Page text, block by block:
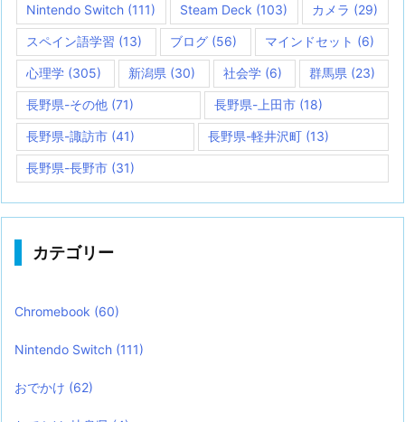
Nintendo Switch (111) Steam Deck (103) カメラ (29)
スペイン語学習 (13) ブログ (56) マインドセット (6)
心理学 (305) 新潟県 (30) 社会学(6) 群馬県 (23)
長野県-その他 (71) 長野県-上田市(18)
長野県-諏訪市 (41) 長野県-軽井沢町 (13)
長野県-長野市 (31)
カテゴリー
Chromebook (60)
Nintendo Switch (111)
おでかけ (62)